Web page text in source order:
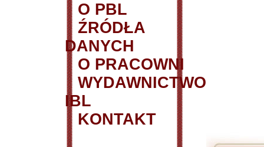
O PBL
ŹRÓDŁA
DANYCH
O PRACOWNI
WYDAWNICTWO
IBL
KONTAKT